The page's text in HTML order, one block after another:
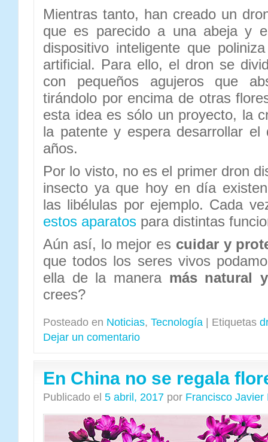
Mientras tanto, han creado un
que es parecido a una abeja y
dispositivo inteligente que
artificial. Para ello, el dron se
con pequeños agujeros que
tirándolo por encima de otras
esta idea es sólo un proyecto, la
la patente y espera desarrollar el
años.
Por lo visto, no es el primer dron
insecto ya que hoy en día
las libélulas por ejemplo. Cada
estos aparatos para distintas
Aún así, lo mejor es cuidar y
que todos los seres vivos
ella de la manera más natural
crees?
Posteado en Noticias, Tecnología Etiquetas
Dejar un comentario
En China no se regala
Publicado el 5 abril, 2017 por Francisco Javier